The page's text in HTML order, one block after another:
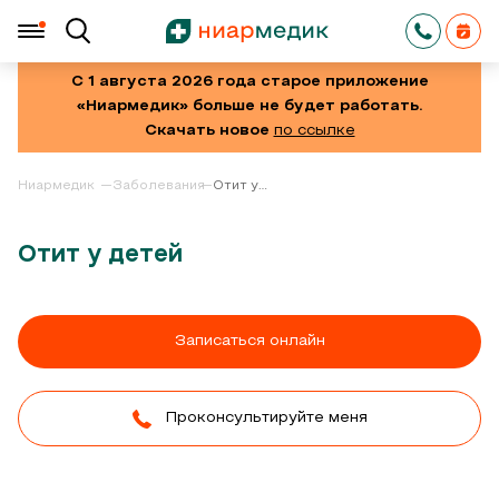
С 1 августа 2026 года старое приложение
«Ниармедик» больше не будет работать.
Скачать новое по ссылке
Ниармедик Заболевания
Отит у
Отит у детей
Записаться онлайн
Проконсультируйте меня